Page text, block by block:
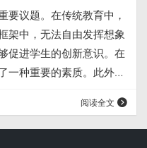
要议题。在传统教育中，
架中，无法自由发挥想象
促进学生的创新意识。在
一种重要的素质。此外，
行，不能脱离现实、失去
阅读全文